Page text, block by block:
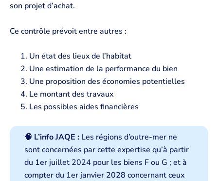
son projet d’achat.
Ce contrôle prévoit entre autres :
Un état des lieux de l’habitat
Une estimation de la performance du bien
Une proposition des économies potentielles
Le montant des travaux
Les possibles aides financières
🧠 L’info JAQE : Les régions d’outre-mer ne
sont concernées par cette expertise qu’à partir
du 1er juillet 2024 pour les biens F ou G ; et à
compter du 1er janvier 2028 concernant ceux